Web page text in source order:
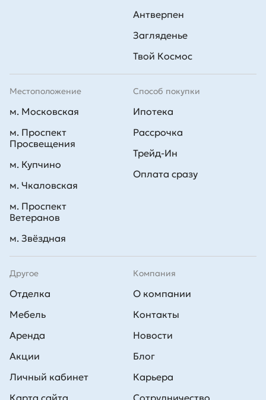
Способ покупки
Ипотека
Рассрочка
Трейд-Ин
Оплата сразу
Антверпен
Загляденье
Твой Космос
Другое
Отделка
Мебель
Аренда
Акции
Личный кабинет
Карта сайта
Компания
О компании
Контакты
Новости
Блог
Карьера
Сотрудничество
Местоположение
м. Московская
м. Проспект
Просвещения
м. Купчино
м. Чкаловская
м. Проспект
Ветеранов
м. Звёздная